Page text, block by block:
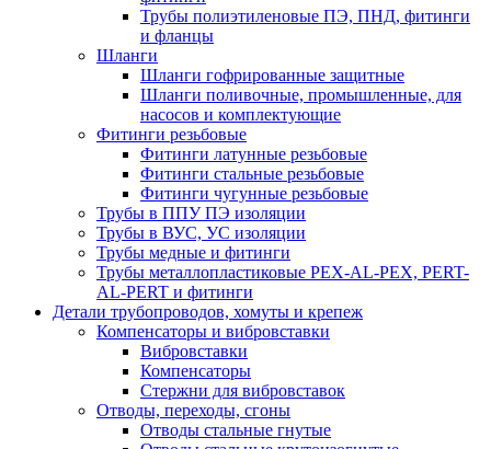
Трубы полиэтиленовые ПЭ, ПНД, фитинги
и фланцы
Шланги
Шланги гофрированные защитные
Шланги поливочные, промышленные, для
насосов и комплектующие
Фитинги резьбовые
Фитинги латунные резьбовые
Фитинги стальные резьбовые
Фитинги чугунные резьбовые
Трубы в ППУ ПЭ изоляции
Трубы в ВУС, УС изоляции
Трубы медные и фитинги
Трубы металлопластиковые PEX-AL-PEX, PERT-
AL-PERT и фитинги
Детали трубопроводов, хомуты и крепеж
Компенсаторы и вибровставки
Вибровставки
Компенсаторы
Стержни для вибровставок
Отводы, переходы, сгоны
Отводы стальные гнутые